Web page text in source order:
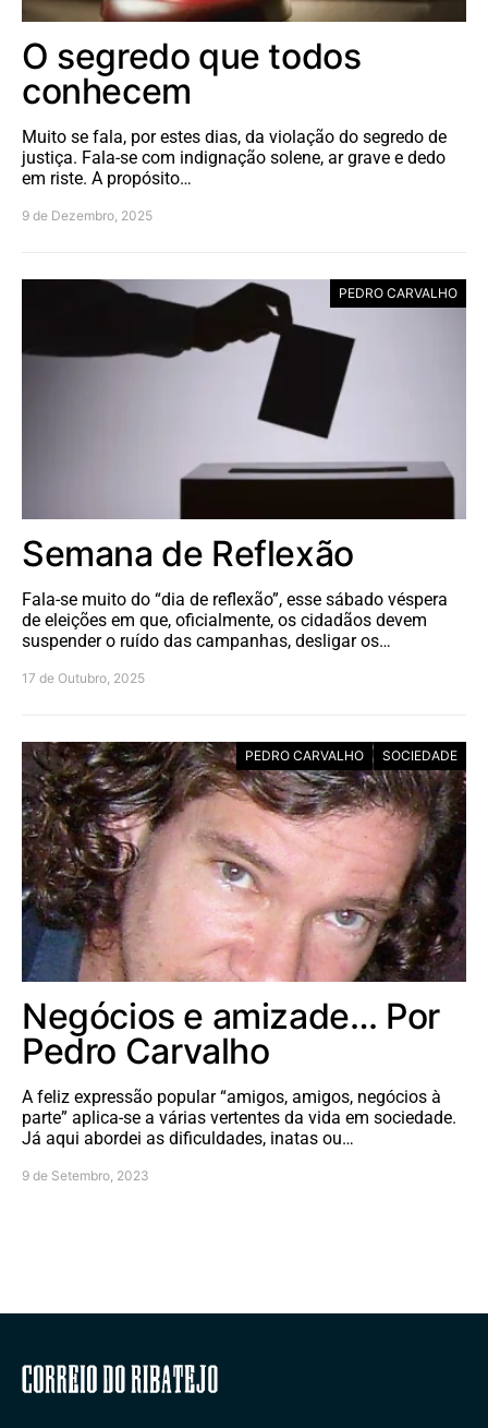
O segredo que todos
conhecem
Muito se fala, por estes dias, da violação do segredo de
justiça. Fala-se com indignação solene, ar grave e dedo
em riste. A propósito…
9 de Dezembro, 2025
PEDRO CARVALHO
Semana de Reflexão
Fala-se muito do “dia de reflexão”, esse sábado véspera
de eleições em que, oficialmente, os cidadãos devem
suspender o ruído das campanhas, desligar os…
17 de Outubro, 2025
PEDRO CARVALHO SOCIEDADE
Negócios e amizade… Por
Pedro Carvalho
A feliz expressão popular “amigos, amigos, negócios à
parte” aplica-se a várias vertentes da vida em sociedade.
Já aqui abordei as dificuldades, inatas ou…
9 de Setembro, 2023
Correio do Ribatejo